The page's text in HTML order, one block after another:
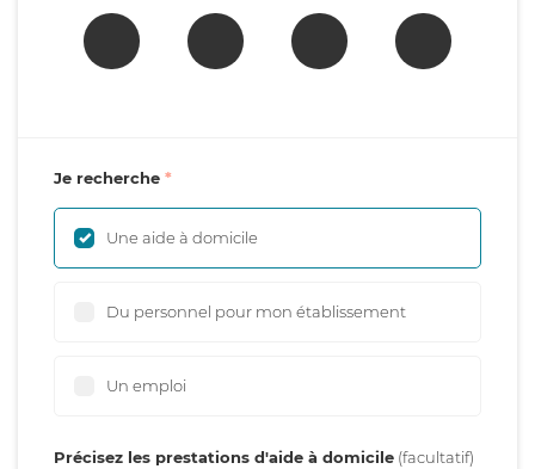
Je recherche
Une aide à domicile
Du personnel pour mon établissement
Un emploi
Précisez les prestations d'aide à domicile